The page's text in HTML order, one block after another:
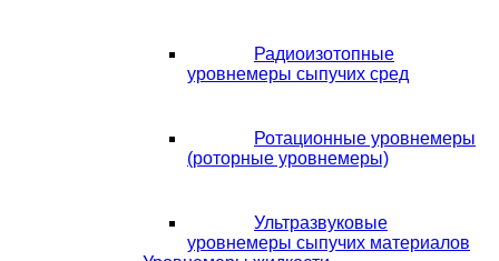
Радиоизотопные
уровнемеры сыпучих сред
Ротационные уровнемеры
(роторные уровнемеры)
Ультразвуковые
уровнемеры сыпучих материалов